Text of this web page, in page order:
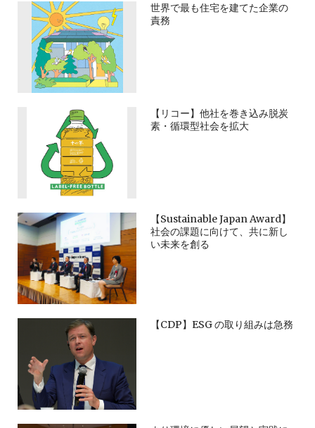
世界で最も住宅を建てた企業の
責務
【リコー】他社を巻き込み脱炭
素・循環型社会を拡大
【Sustainable Japan Award】
社会の課題に向けて、共に新し
い未来を創る
【CDP】ESG の取り組みは急務